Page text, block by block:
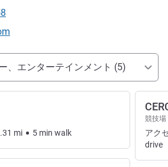
、エンターテインメント (5)
mi 5 min walk
競技場
アク
drive